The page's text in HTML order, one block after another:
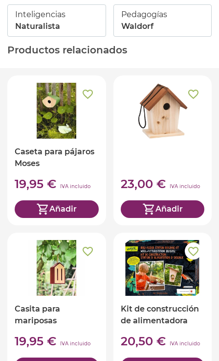
Inteligencias
Naturalista
Pedagogías
Waldorf
Productos relacionados
Caseta para pájaros
Moses
19,95 € IVA incluido
Añadir
23,00 € IVA incluido
Añadir
Casita para
mariposas
19,95 € IVA incluido
Kit de construcción
de alimentadora
20,50 € IVA incluido